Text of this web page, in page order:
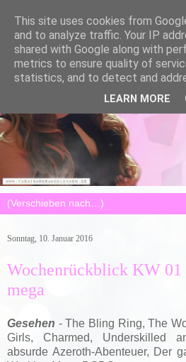
Sonntag, 10. Januar 2016
Wochenrückblick KW 01
mega
Gesehen - The Bling Ring, The
Girls, Charmed, Underskilled
absurde Azeroth-Abenteuer, Der
This site uses cookies from
and to analyze traffic. Your IP
shared with Google along with
metrics to ensure quality of
statistics, and to detect and
LEARN MORE